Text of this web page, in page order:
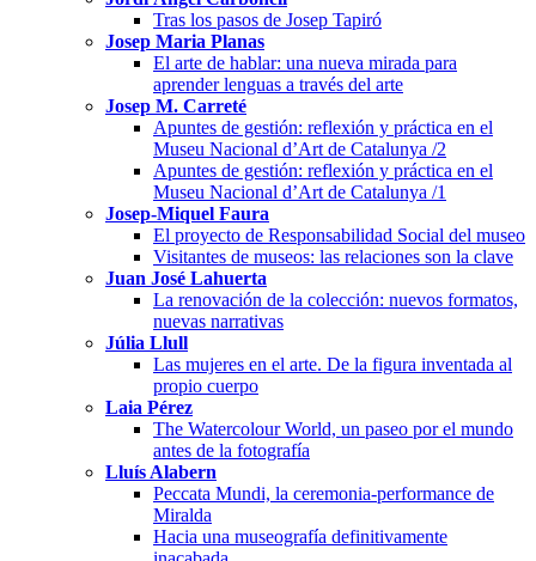
Tras los pasos de Josep Tapiró
Josep Maria Planas
El arte de hablar: una nueva mirada para
aprender lenguas a través del arte
Josep M. Carreté
Apuntes de gestión: reflexión y práctica en el
Museu Nacional d’Art de Catalunya /2
Apuntes de gestión: reflexión y práctica en el
Museu Nacional d’Art de Catalunya /1
Josep-Miquel Faura
El proyecto de Responsabilidad Social del museo
Visitantes de museos: las relaciones son la clave
Juan José Lahuerta
La renovación de la colección: nuevos formatos,
nuevas narrativas
Júlia Llull
Las mujeres en el arte. De la figura inventada al
propio cuerpo
Laia Pérez
The Watercolour World, un paseo por el mundo
antes de la fotografía
Lluís Alabern
Peccata Mundi, la ceremonia-performance de
Miralda
Hacia una museografía definitivamente